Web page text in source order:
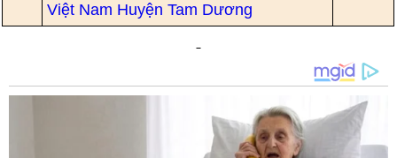
Việt Nam Huyện Tam Dương